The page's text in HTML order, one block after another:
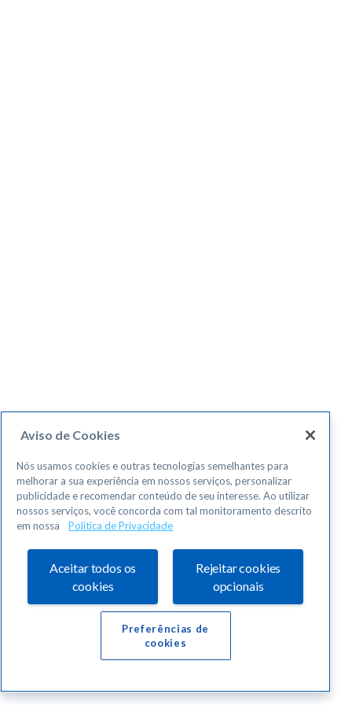
Aviso de Cookies
Nós usamos cookies e outras tecnologias semelhantes para
melhorar a sua experiência em nossos serviços, personalizar
publicidade e recomendar conteúdo de seu interesse. Ao utilizar
nossos serviços, você concorda com tal monitoramento descrito
em nossa
Política de Privacidade
Aceitar todos os
cookies
Rejeitar cookies
opcionais
Preferências de
cookies